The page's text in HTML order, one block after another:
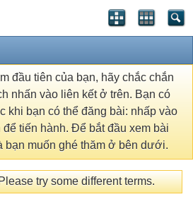
đầu tiên của bạn, hãy chắc chắn
nhấn vào liên kết ở trên. Bạn có
khi bạn có thể đăng bài: nhấp vào
tiến hành. Để bắt đầu xem bài
bạn muốn ghé thăm ở bên dưới.
try some different terms.